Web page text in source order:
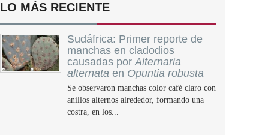
LO MÁS RECIENTE
Sudáfrica: Primer reporte de
manchas en cladodios
causadas porAlternaria
alternata en Opuntia robusta
Se observaron manchas color café claro con
anillos alternos alrededor, formando una
costra, en los...